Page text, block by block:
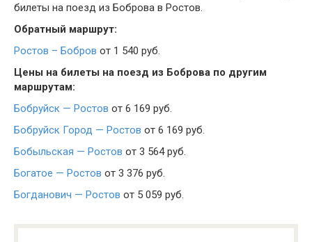
билеты на поезд из Боброва в Ростов.
Обратный маршрут:
Ростов – Бобров от 1 540 руб.
Цены на билеты на поезд из Боброва по другим
маршрутам:
Бобруйск — Ростов от 6 169 руб.
Бобруйск Город — Ростов от 6 169 руб.
Бобыльская — Ростов от 3 564 руб.
Богатое — Ростов от 3 376 руб.
Богданович — Ростов от 5 059 руб.